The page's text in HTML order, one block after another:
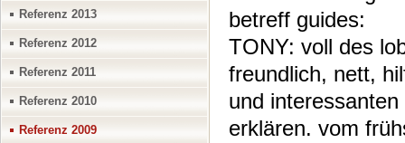
Referenz 2013
Referenz 2012
Referenz 2011
Referenz 2010
Referenz 2009
betreff guides:
TONY: voll des
freundlich, nett,
und
erklären. vom